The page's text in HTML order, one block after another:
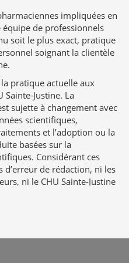
impliquées en
de professionnels
soit le plus exact, pratique
soignant la clientèle
pratique actuelle aux
Sainte-Justine. La
sujette à changement avec
scientifiques,
et l’adoption ou la
basées sur la
Considérant ces
d’erreur de rédaction, ni les
ni le CHU Sainte-Justine
d’erreurs.
unités de néonatologie
universitaire de soins